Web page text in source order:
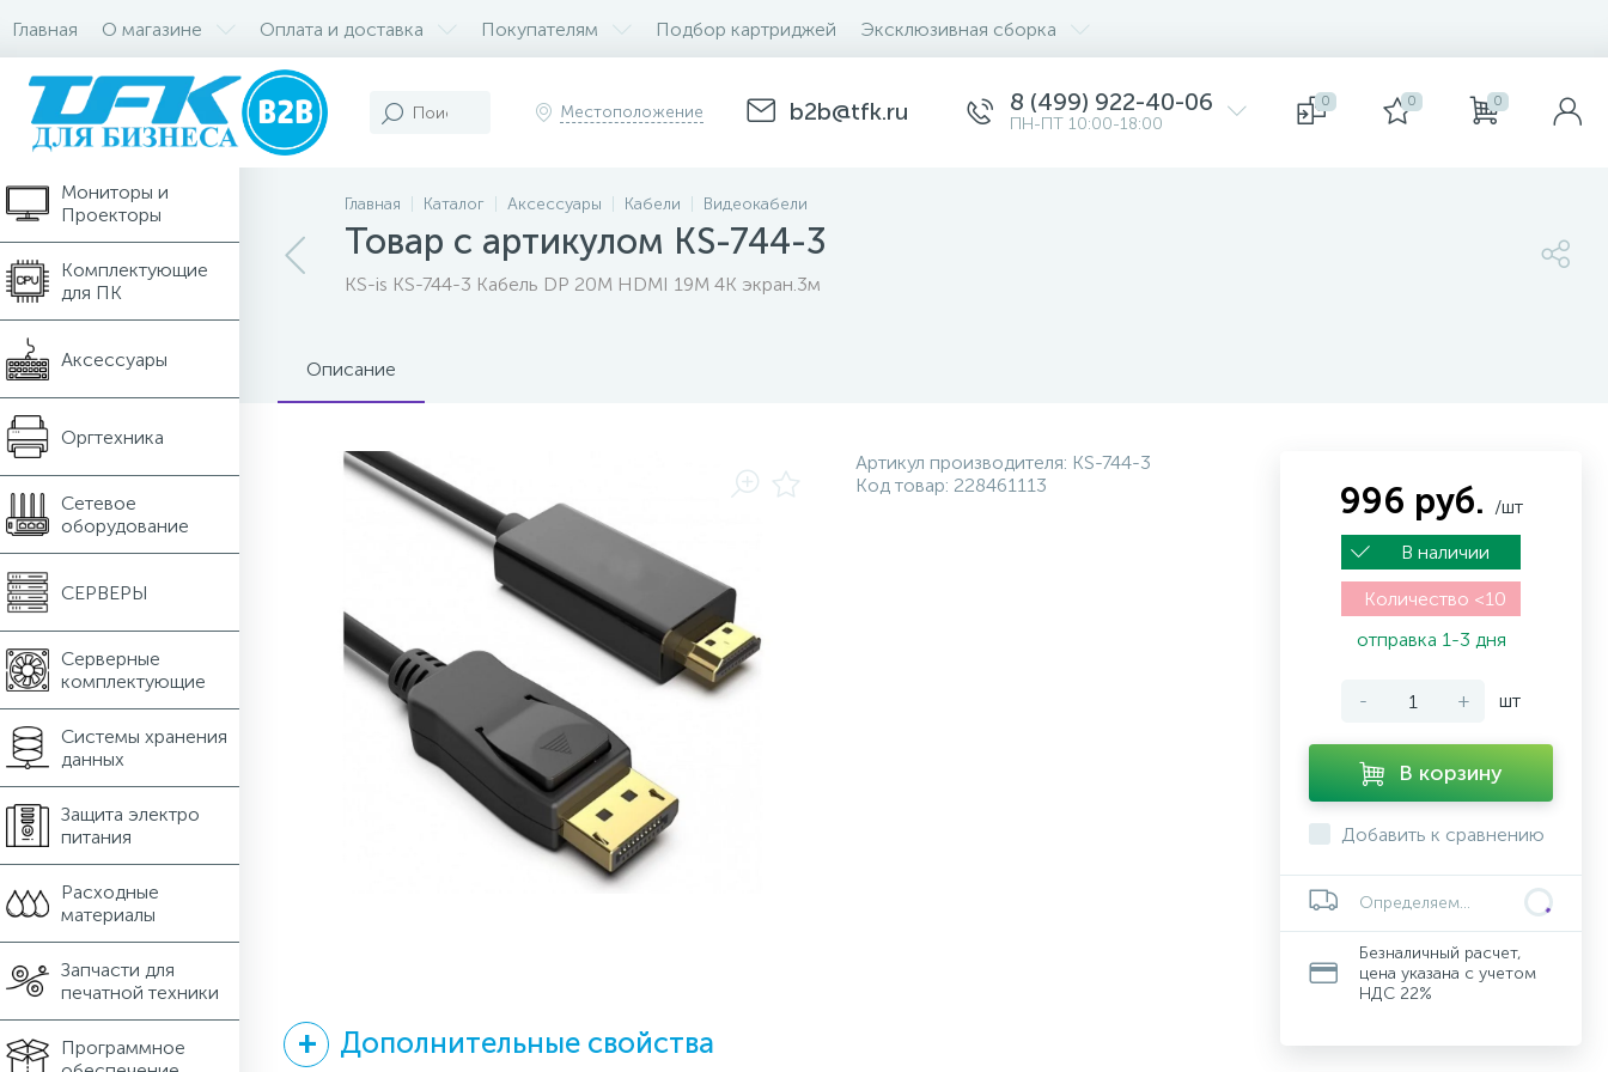
Главная О магазине Оплата и доставка Покупателям Подбор картриджей Эксклюзивная сборка
Местоположение b2b@tfk.ru 8 (499) 922-40-06
ПН-ПТ 10:00-18:00
0 0 0
Компьютеры и
Ноутбуки
Мониторы и
Проекторы
Комплектующие
для ПК
Аксессуары
Оргтехника
Сетевое
оборудование
СЕРВЕРЫ
Серверные
комплектующие
Системы хранения
данных
Защита электро
питания
Расходные
материалы
Запчасти для
печатной техники
Программное
Главная Каталог Аксессуары Кабели Видеокабели
Товар с артикулом KS-744-3
KS-is KS-744-3 Кабель DP 20M HDMI 19M 4K экран.3м
Описание
Артикул производителя: KS-744-3
Код товар: 228461113
Дополнительные свойства
996 руб. /шт
В наличии
Количество <10
отправка 1-3 дня
- + шт
В корзину
Добавить к сравнению
Определяем...
Безналичный расчет,
цена указана с учетом
НДС 22%